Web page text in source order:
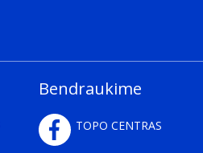
Bendraukime
TOPO CENTRAS